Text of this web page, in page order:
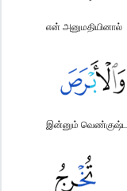
என் அனுமதியினால்
இன்னும்